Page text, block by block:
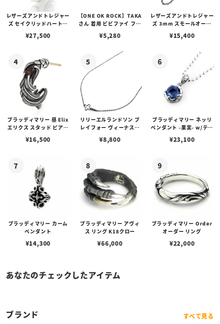
レザーズアンドトレジャー
ズ セイクリッドハートピ
¥27,500
【ONE OK ROCK】TAKA
さん 着用 ビビファイ フー
¥5,280
レザーズアンドトレジャー
ズ 3mm スモールオーバ
ブスタークラスプ＆LTロ
¥15,400
ブラッディマリー 昼 Elix
エリクス スタッド ピアス
¥16,500
リリーエルランドソン プ
レイフォー ヴィーナスチ
¥8,800
ブラッディマリー ネッリ
ペンダント -果実- w/ティ
¥23,100
ブラッディマリー カーム
ペンダント
¥14,300
ブラッディマリー アヴィ
ス リング K18クロー
¥66,000
ブラッディマリー Order
オーダー リング
¥22,000
あなたのチェックしたアイテム
ブランド すべて見る